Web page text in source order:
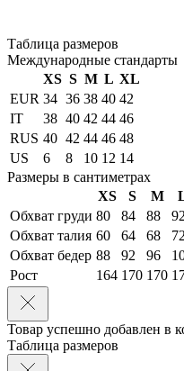
Таблица размеров
Международные стандарты
XS S M L XL
EUR 34 36 38 40 42
IT
38 40 42 44 46
RUS 40 42 44 46 48
US
6 8 10 12 14
Размеры в сантиметрах
XS
S M
Обхват груди 80 84 88 92
Обхват талия 60 64 68 72
Обхват бедер 88 92 96
Рост
164 170 170
Товар успешно добавлен в
Таблица размеров